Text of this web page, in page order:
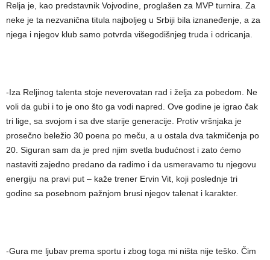
Relja je, kao predstavnik Vojvodine, proglašen za MVP turnira. Za
neke je ta nezvanična titula najboljeg u Srbiji bila iznaneđenje, a za
njega i njegov klub samo potvrda višegodišnjeg truda i odricanja.
-Iza Reljinog talenta stoje neverovatan rad i želja za pobedom. Ne
voli da gubi i to je ono što ga vodi napred. Ove godine je igrao čak
tri lige, sa svojom i sa dve starije generacije. Protiv vršnjaka je
prosečno beležio 30 poena po meču, a u ostala dva takmičenja po
20. Siguran sam da je pred njim svetla budućnost i zato ćemo
nastaviti zajedno predano da radimo i da usmeravamo tu njegovu
energiju na pravi put – kaže trener Ervin Vit, koji poslednje tri
godine sa posebnom pažnjom brusi njegov talenat i karakter.
-Gura me ljubav prema sportu i zbog toga mi ništa nije teško. Čim